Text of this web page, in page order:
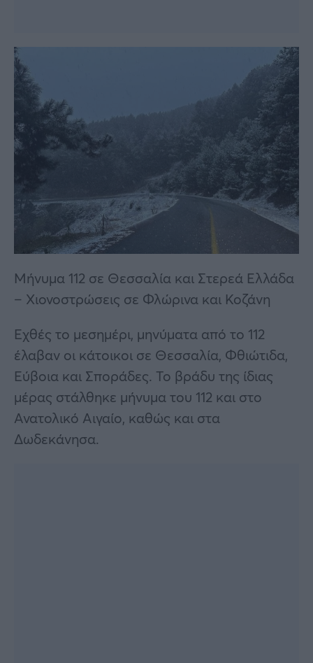
Μήνυμα 112 σε Θεσσαλία και Στερεά Ελλάδα
– Χιονοστρώσεις σε Φλώρινα και Κοζάνη
Εχθές το μεσημέρι, μηνύματα από το 112
έλαβαν οι κάτοικοι σε Θεσσαλία, Φθιώτιδα,
Εύβοια και Σποράδες. Το βράδυ της ίδιας
μέρας στάλθηκε μήνυμα του 112 και στο
Ανατολικό Αιγαίο, καθώς και στα
Δωδεκάνησα.